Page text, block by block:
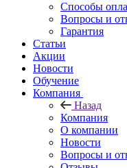
Способы
Вопросы и
Гарантия
Статьи
Акции
Новости
Обучение
Компания
Назад
Компания
О компании
Новости
Вопросы и